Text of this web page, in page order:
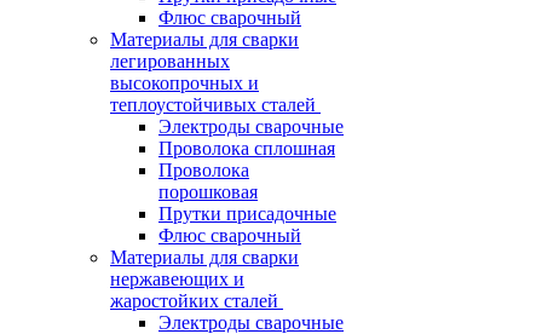
Флюс сварочный
Материалы для сварки
легированных
высокопрочных и
теплоустойчивых сталей
Электроды сварочные
Проволока сплошная
Проволока
порошковая
Прутки присадочные
Флюс сварочный
Материалы для сварки
нержавеющих и
жаростойких сталей
Электроды сварочные